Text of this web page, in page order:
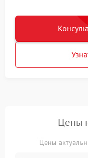
Цены
Цены